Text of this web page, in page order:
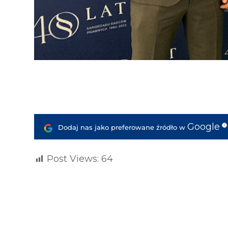
Dodaj nas jako preferowane źródło w Google i
Post Views: 64